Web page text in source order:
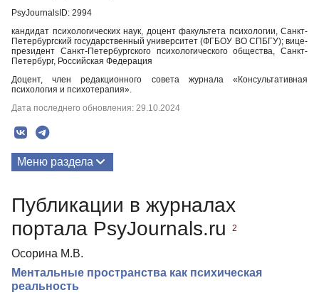
PsyJournalsID: 2994
кандидат психологических наук, доцент факультета психологии, Санкт-
Петербургский государственный университет (ФГБОУ ВО СПБГУ); вице-
президент Санкт-Петербургского психологического общества, Санкт-
Петербург, Российская Федерация
Доцент, член редакционного совета журнала «Консультативная
психология и психотерапия».
Дата последнего обновления: 29.10.2024
Меню раздела
Биография
Публикации в журналах
портала PsyJournals.ru
2
Осорина М.В.
Ментальные пространства как психическая
реальность